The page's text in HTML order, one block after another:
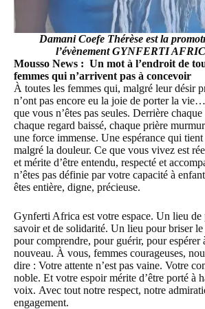
Damani Coefe Thérèse est la
l’évènementGYNFERTI
Mousso News : Un mot à l’endroit de
femmes qui n’arrivent pas à concevoir
À toutes les femmes qui, malgré leur désir
n’ont pas encore eu la joie de porter la
que vous n’êtes pas seules. Derrière chaque
chaque regard baissé, chaque prière
une force immense. Une espérance qui
malgré la douleur. Ce que vous vivez est
et mérite d’être entendu, respecté et
n’êtes pas définie par votre capacité à
êtes entière, digne, précieuse.
Gynferti Africa est votre espace. Un lieu de
savoir et de solidarité. Un lieu pour briser le
pour comprendre, pour guérir, pour espérer
nouveau. À vous, femmes courageuses,
dire : Votre attente n’est pas vaine. Votre
noble. Et votre espoir mérite d’être porté à
voix. Avec tout notre respect, notre
engagement.